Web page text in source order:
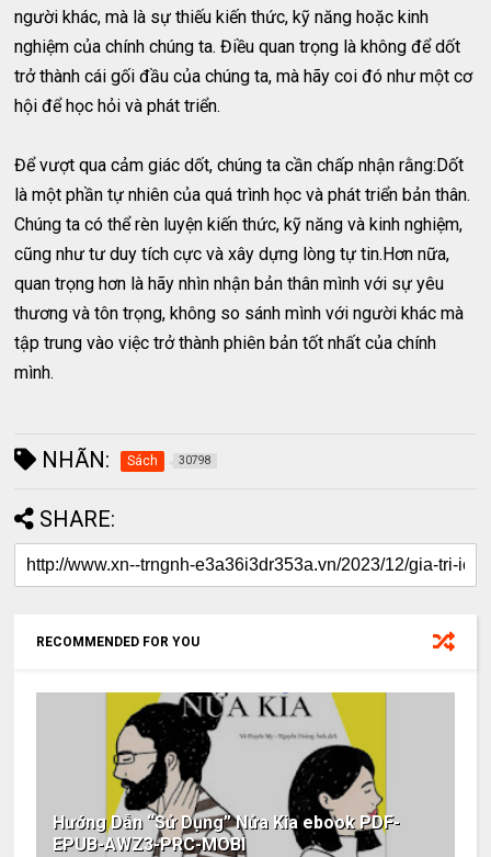
người khác, mà là sự thiếu kiến thức, kỹ năng hoặc kinh
nghiệm của chính chúng ta. Điều quan trọng là không để dốt
trở thành cái gối đầu của chúng ta, mà hãy coi đó như một cơ
hội để học hỏi và phát triển.
Để vượt qua cảm giác dốt, chúng ta cần chấp nhận rằng:Dốt
là một phần tự nhiên của quá trình học và phát triển bản thân.
Chúng ta có thể rèn luyện kiến thức, kỹ năng và kinh nghiệm,
cũng như tư duy tích cực và xây dựng lòng tự tin.Hơn nữa,
quan trọng hơn là hãy nhìn nhận bản thân mình với sự yêu
thương và tôn trọng, không so sánh mình với người khác mà
tập trung vào việc trở thành phiên bản tốt nhất của chính
mình.
NHÃN: Sách 30798
SHARE:
RECOMMENDED FOR YOU
Hướng Dẫn “Sử Dụng” Nửa Kia ebook PDF-
EPUB-AWZ3-PRC-MOBI